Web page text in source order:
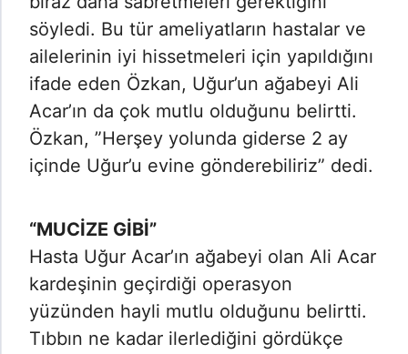
söyledi. Bu tür ameliyatların hastalar ve
ailelerinin iyi hissetmeleri için yapıldığını
ifade eden Özkan, Uğur’un ağabeyi Ali
Acar’ın da çok mutlu olduğunu belirtti.
Özkan, ”Herşey yolunda giderse 2 ay
içinde Uğur’u evine gönderebiliriz” dedi.
“MUCİZE GİBİ”
Hasta Uğur Acar’ın ağabeyi olan Ali Acar
kardeşinin geçirdiği operasyon
yüzünden hayli mutlu olduğunu belirtti.
Tıbbın ne kadar ilerlediğini gördükçe